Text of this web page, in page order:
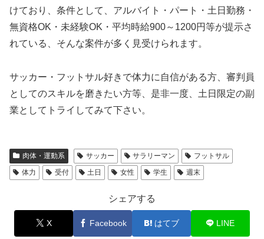
けており、条件として、アルバイト・パート・土日勤務・
無資格OK・未経験OK・平均時給900～1200円等が提示さ
れている、そんな案件が多く見受けられます。
サッカー・フットサル好きで体力に自信がある方、審判員
としてのスキルを磨きたい方等、是非一度、土日限定の副
業としてトライしてみて下さい。
肉体・運動系 サッカー サラリーマン
フットサル
体力
受付 土日 女性 学生 週末
シェアする
X Facebook はてブ LINE